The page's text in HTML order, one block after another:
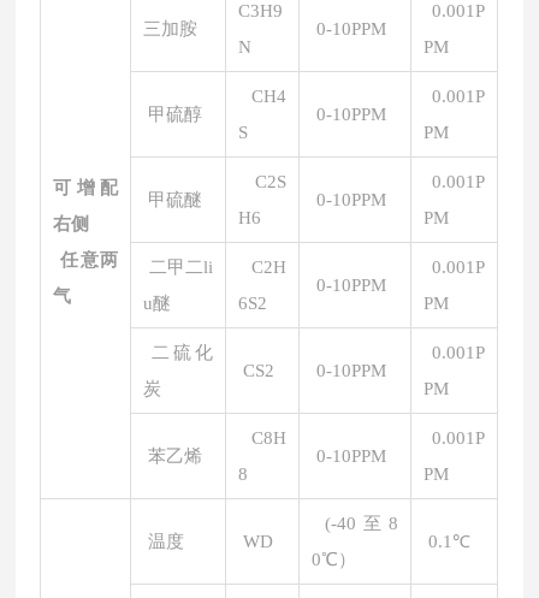
可增配
右侧
任意两
气
三加胺
C3H9
N
0-10PPM
0.001P
PM
甲硫醇
CH4
S
0-10PPM
0.001P
PM
甲硫醚
C2S
H6
0-10PPM
0.001P
PM
二甲二li
u醚
C2H
6S2
0-10PPM
0.001P
PM
二硫化
炭
CS2 0-10PPM
0.001P
PM
苯乙烯
C8H
8
0-10PPM
0.001P
PM
温度 WD
(-40至8
0℃）
0.1℃